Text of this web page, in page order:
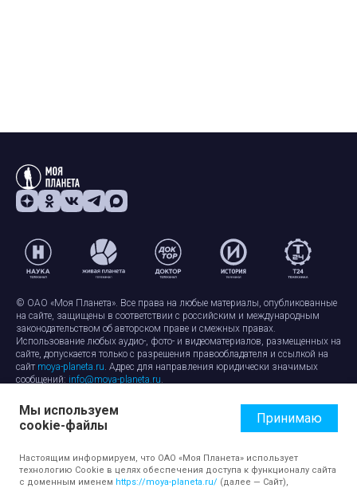
© ОАО «Моя Планета». Все права на любые материалы, опубликованные
на сайте, защищены в соответствии с российским и международным
законодательством об авторском праве и смежных правах.
Использование любых аудио-, фото- и видеоматериалов, размещенных на
сайте, допускается только с разрешения правообладателя и ссылкой на
сайт moya-planeta.ru. Адрес для направления юридически значимых
сообщений: info@moya-planeta.ru.
Правила сайтаРабота с cookie-файлами
Защита персональных данных
Обработка персональных данных
Мы используем
cookie-файлы
Принимаю
Настоящим информируем, что ОАО «Моя Планета» использует
технологию Cookie в целях обеспечения доступа к функционалу сайта
с доменным именем https://moya-planeta.ru/ (далее — Сайт),